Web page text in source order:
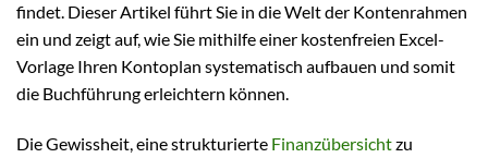
findet. Dieser Artikel führt Sie in die Welt der Kontenrahmen
ein und zeigt auf, wie Sie mithilfe einer kostenfreien Excel-
Vorlage Ihren Kontoplan systematisch aufbauen und somit
die Buchführung erleichtern können.
Die Gewissheit, eine strukturierte Finanzübersichtzu